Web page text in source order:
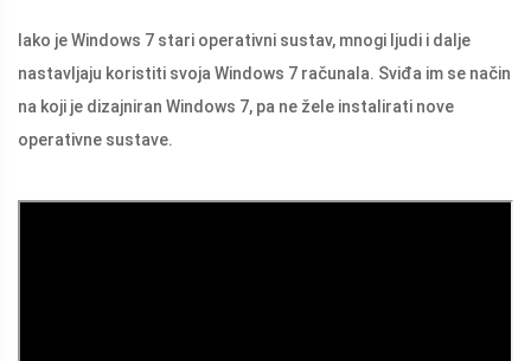
Iako je Windows 7 stari operativni sustav, mnogi ljudi i dalje
nastavljaju koristiti svoja Windows 7 računala. Sviđa im se način
na koji je dizajniran Windows 7, pa ne žele instalirati nove
operativne sustave.